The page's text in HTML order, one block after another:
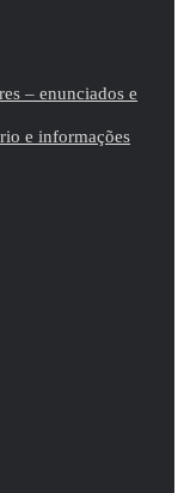
– enunciados e
e informações